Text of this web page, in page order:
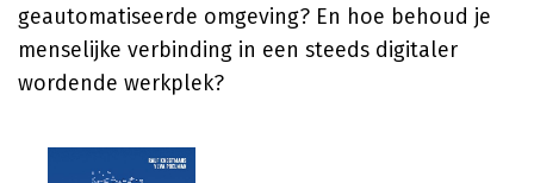
geautomatiseerde omgeving? En hoe behoud je
menselijke verbinding in een steeds digitaler
wordende werkplek?